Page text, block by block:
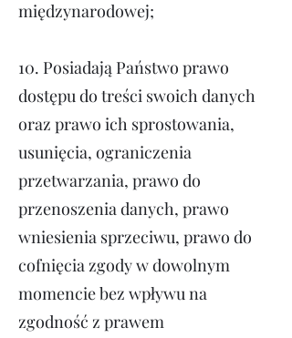
międzynarodowej;
10. Posiadają Państwo prawo
dostępu do treści swoich danych
oraz prawo ich sprostowania,
usunięcia, ograniczenia
przetwarzania, prawo do
przenoszenia danych, prawo
wniesienia sprzeciwu, prawo do
cofnięcia zgody w dowolnym
momencie bez wpływu na
zgodność z prawem